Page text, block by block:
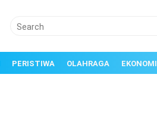
PERISTIWA OLAHRAGA EKONOMI